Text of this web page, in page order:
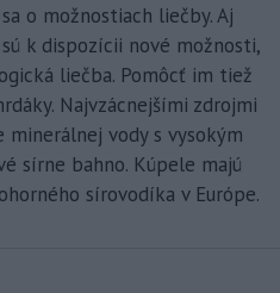
o možnostiach liečby. Aj
k dispozícii nové možnosti,
liečba. Pomôcť im tiež
Najvzácnejšími zdrojmi
vody s vysokým
sírne bahno. Kúpele majú
sírovodíka v Európe.